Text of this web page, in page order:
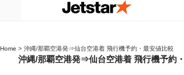
Home > 沖縄/那覇空港発⇒仙台空港着 飛行機予約・最安値比較
沖縄/那覇空港発⇒仙台空港着 飛行機予約